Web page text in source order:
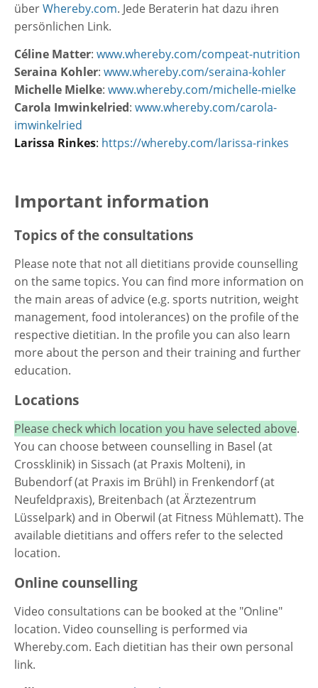
überWhereby.com. Jede Beraterin hat dazu ihren
persönlichen Link.
Céline Matter: www.whereby.com/compeat-nutrition
Seraina Kohler: www.whereby.com/seraina-kohler
Michelle Mielke: www.whereby.com/michelle-mielke
Carola Imwinkelried: www.whereby.com/carola-
imwinkelried
Larissa Rinkes: https://whereby.com/larissa-rinkes
Important information
Topics of the consultations
Please note that not all dietitians provide counselling
on the same topics. You can find more information on
the main areas of advice (e.g. sports nutrition, weight
management, food intolerances) on the profile of the
respective dietitian. In the profile you can also learn
more about the person and their training and further
education.
Locations
Please check which location you have selected above.
You can choose between counselling in Basel (at
Crossklinik) in Sissach (at Praxis Molteni), in
Bubendorf (at Praxis im Brühl) in Frenkendorf (at
Neufeldpraxis), Breitenbach (at Ärztezentrum
Lüsselpark) and in Oberwil (at Fitness Mühlematt). The
available dietitians and offers refer to the selected
location.
Online counselling
Video consultations can be booked at the "Online"
location. Video counselling is performed via
Whereby.com. Each dietitian has their own personal
link.